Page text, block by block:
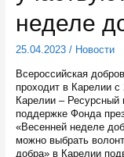
неделе
25.04.2023/ Новости
Всероссийская
проходит в Карелии с
Карелии – Ресурсный
поддержке Фонда
«Весенней неделе
можно выбрать
добра» в Карелии